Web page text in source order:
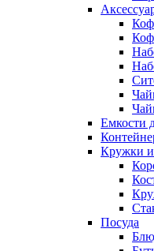
Емкости
Кружки и
Посуда